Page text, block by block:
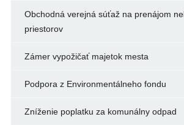
Obchodná verejná súťaž na prenájom
priestorov
Zámer vypožičať majetok mesta
Podpora z Environmentálneho fondu
Zníženie poplatku za komunálny odpad